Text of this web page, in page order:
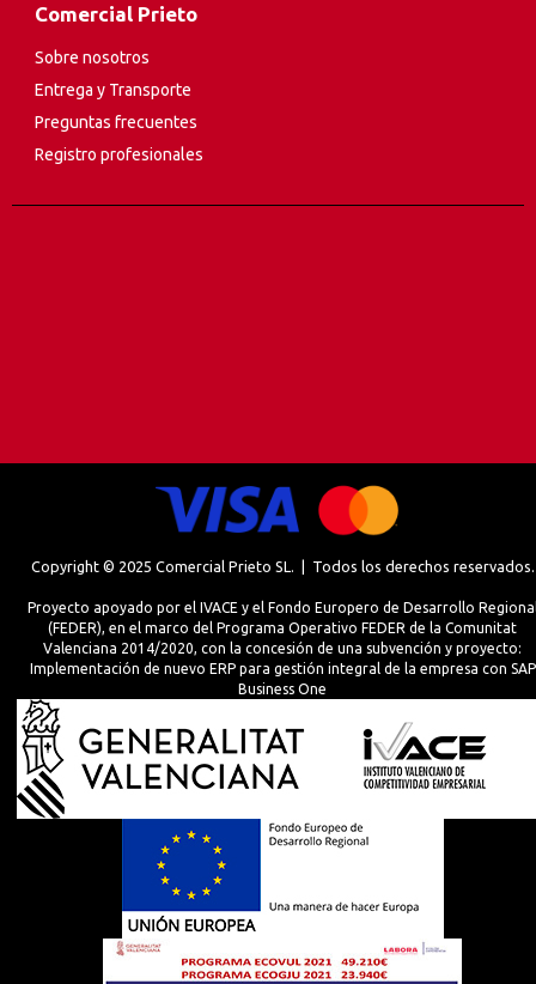
Comercial Prieto
Sobre nosotros
Entrega y Transporte
Preguntas frecuentes
Registro profesionales
Copyright © 2025 Comercial Prieto SL. | Todos los derechos reservados.
Proyecto apoyado por el IVACE y el Fondo Europero de Desarrollo
(FEDER), en el marco del Programa Operativo FEDER de la Comunitat
Valenciana 2014/2020, con la concesión de una subvención y proyecto:
Implementación de nuevo ERP para gestión integral de la empresa con SAP
Business One